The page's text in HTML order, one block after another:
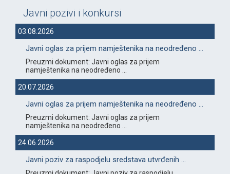
Javni pozivi i konkursi
03.08.2026
Javni oglas za prijem namještenika na neodređeno ...
Preuzmi dokument: Javni oglas za prijem
namještenika na neodređeno ...
20.07.2026
Javni oglas za prijem namještenika na neodređeno ...
Preuzmi dokument: Javni oglas za prijem
namještenika na neodređeno ...
24.06.2026
Javni poziv za raspodjelu sredstava utvrđenih ...